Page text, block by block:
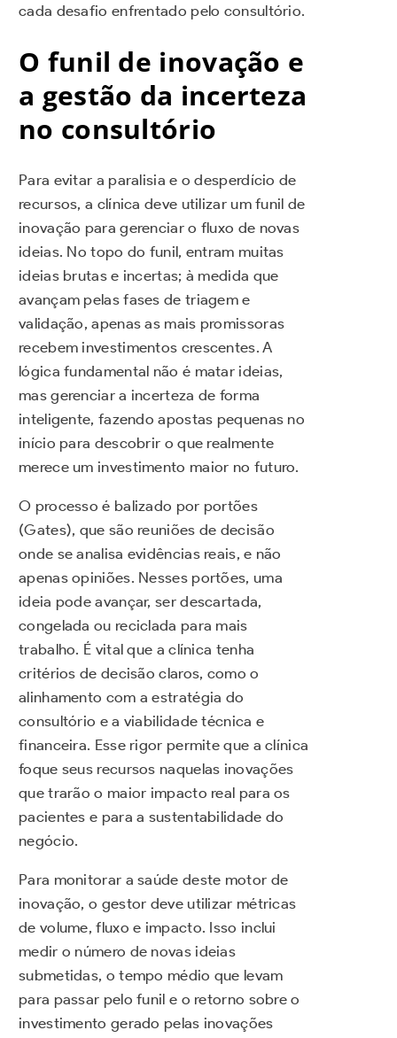
cada desafio enfrentado pelo consultório.
O funil de inovação e
a gestão da incerteza
no consultório
Para evitar a paralisia e o desperdício de
recursos, a clínica deve utilizar um funil de
inovação para gerenciar o fluxo de novas
ideias. No topo do funil, entram muitas
ideias brutas e incertas; à medida que
avançam pelas fases de triagem e
validação, apenas as mais promissoras
recebem investimentos crescentes. A
lógica fundamental não é matar ideias,
mas gerenciar a incerteza de forma
inteligente, fazendo apostas pequenas no
início para descobrir o que realmente
merece um investimento maior no futuro.
O processo é balizado por portões
(Gates), que são reuniões de decisão
onde se analisa evidências reais, e não
apenas opiniões. Nesses portões, uma
ideia pode avançar, ser descartada,
congelada ou reciclada para mais
trabalho. É vital que a clínica tenha
critérios de decisão claros, como o
alinhamento com a estratégia do
consultório e a viabilidade técnica e
financeira. Esse rigor permite que a clínica
foque seus recursos naquelas inovações
que trarão o maior impacto real para os
pacientes e para a sustentabilidade do
negócio.
Para monitorar a saúde deste motor de
inovação, o gestor deve utilizar métricas
de volume, fluxo e impacto. Isso inclui
medir o número de novas ideias
submetidas, o tempo médio que levam
para passar pelo funil e o retorno sobre o
investimento gerado pelas inovações